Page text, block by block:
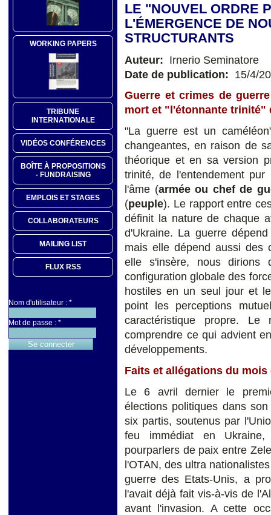
WORKING PAPERS
TRIBUNE
INTERNATIONALE
VIDÉOS CONFÉRENCES
BOÎTE À PROPOSITIONS
- FUNDRAISING
EMPLOIS ET STAGES
COLLABORATEURS
MAILING LIST
FLUX RSS
Nom d'utilisateur : *
Mot de passe : *
LE "NOUVEL ORDRE
L'ÉMERGENCE DE
STRUCTURANTS
Auteur: Irnerio Seminatore
Date de publication: 15/4/
Guerre et crimes de
mort et "l'étonnante trinité"
"La guerre est un
changeantes, en raison de
théorique et en sa version
trinité, de l'entendement pur
l'âme (armée ou chef de
(peuple). Le rapport entre
définit la nature de chaque
d'Ukraine. La guerre
mais elle dépend aussi des
elle s'insère, nous
configuration globale des
hostiles en un seul jour et
point les perceptions
caractéristique propre.
comprendre ce qui advient
développements.
Faits et allégations du mois
Le 6 avril dernier le
élections politiques dans
six partis, soutenus par
feu immédiat en
pourparlers de paix entre
l'OTAN, des ultra
guerre des Etats-Unis, a
l'avait déjà fait vis-à-vis de
avant l'invasion. A cette